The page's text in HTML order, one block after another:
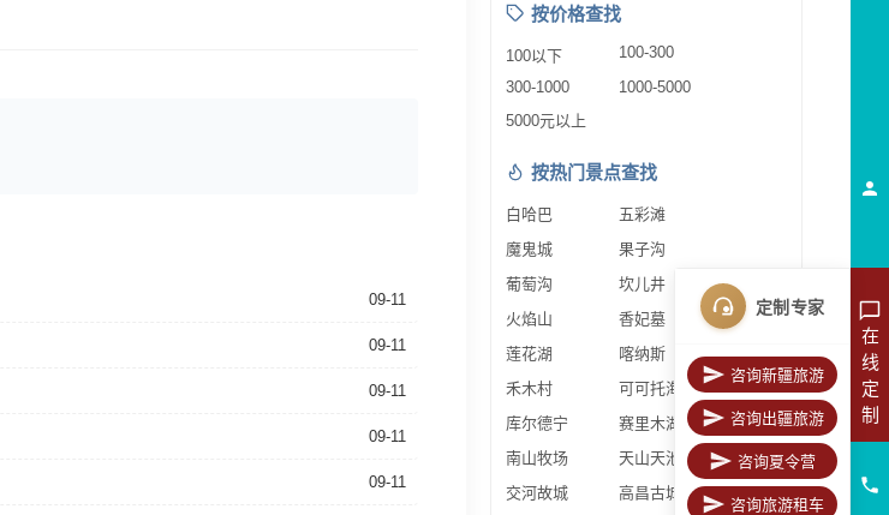
09-11
09-11
09-11
09-11
09-11
按价格查找
100以下
100-300
300-1000
1000-5000
5000元以上
按热门景点查找
白哈巴
五彩滩
魔鬼城
果子沟
葡萄沟
坎儿井
火焰山
香妃墓
莲花湖
喀纳斯
禾木村
可可托海
库尔德宁
赛里木湖
南山牧场
天山天池
交河故城
高昌古城
在
线
定
制
定制专家
咨询新疆旅游
咨询出疆旅游
咨询夏令营
咨询旅游租车